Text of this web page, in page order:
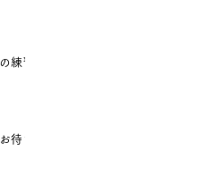
練習
待ち